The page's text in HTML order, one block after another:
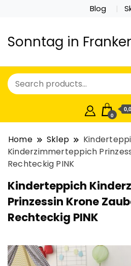
Blog
Sonntag in
0
Home Sklep
Kinderzimmerteppich
Rechteckig PINK
Kinderteppich
Prinzessin Krone
Rechteckig PINK